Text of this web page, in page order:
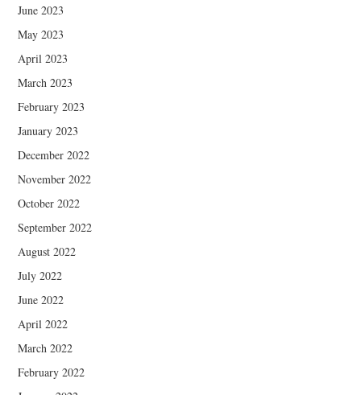
June 2023
May 2023
April 2023
March 2023
February 2023
January 2023
December 2022
November 2022
October 2022
September 2022
August 2022
July 2022
June 2022
April 2022
March 2022
February 2022